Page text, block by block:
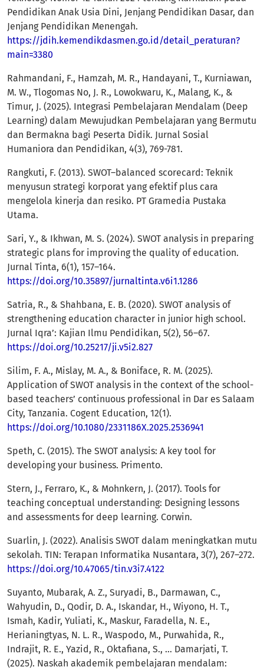
Pendidikan Anak Usia Dini, Jenjang Pendidikan Dasar, dan
Jenjang Pendidikan Menengah.
https://jdih.kemendikdasmen.go.id/detail_peraturan?
main=3380
Rahmandani, F., Hamzah, M. R., Handayani, T., Kurniawan,
M. W., Tlogomas No, J. R., Lowokwaru, K., Malang, K., &
Timur, J. (2025). Integrasi Pembelajaran Mendalam (Deep
Learning) dalam Mewujudkan Pembelajaran yang Bermutu
dan Bermakna bagi Peserta Didik. Jurnal Sosial
Humaniora dan Pendidikan, 4(3), 769-781.
Rangkuti, F. (2013). SWOT–balanced scorecard: Teknik
menyusun strategi korporat yang efektif plus cara
mengelola kinerja dan resiko. PT Gramedia Pustaka
Utama.
Sari, Y., & Ikhwan, M. S. (2024). SWOT analysis in preparing
strategic plans for improving the quality of education.
Jurnal Tinta, 6(1), 157–164.
https://doi.org/10.35897/jurnaltinta.v6i1.1286
Satria, R., & Shahbana, E. B. (2020). SWOT analysis of
strengthening education character in junior high school.
Jurnal Iqra’: Kajian Ilmu Pendidikan, 5(2), 56–67.
https://doi.org/10.25217/ji.v5i2.827
Silim, F. A., Mislay, M. A., & Boniface, R. M. (2025).
Application of SWOT analysis in the context of the school-
based teachers’ continuous professional in Dar es Salaam
City, Tanzania. Cogent Education, 12(1).
https://doi.org/10.1080/2331186X.2025.2536941
Speth, C. (2015). The SWOT analysis: A key tool for
developing your business. Primento.
Stern, J., Ferraro, K., & Mohnkern, J. (2017). Tools for
teaching conceptual understanding: Designing lessons
and assessments for deep learning. Corwin.
Suarlin, J. (2022). Analisis SWOT dalam meningkatkan mutu
sekolah. TIN: Terapan Informatika Nusantara, 3(7), 267–272.
https://doi.org/10.47065/tin.v3i7.4122
Suyanto, Mubarak, A. Z., Suryadi, B., Darmawan, C.,
Wahyudin, D., Qodir, D. A., Iskandar, H., Wiyono, H. T.,
Ismah, Kadir, Yuliati, K., Maskur, Faradella, N. E.,
Herianingtyas, N. L. R., Waspodo, M., Purwahida, R.,
Indrajit, R. E., Yazid, R., Oktafiana, S., … Damarjati, T.
(2025). Naskah akademik pembelajaran mendalam: